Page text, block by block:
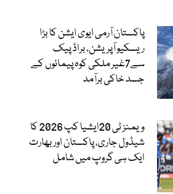
پاکستان آرمی ایوی ایشن کا بڑا
ریسکیو آپریشن، براڈ پیک
سے7غیر ملکی کوہ پیمائوں کے
جسد خاکی برآمد
ویمنز ٹی 20ایشیا کپ 2026 کا
شیڈول جاری، پاکستان اور بھارت
ایک ہی گروپ میں شامل